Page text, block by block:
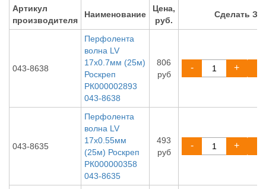
Артикул
производителя
Наименование
Цена,
руб.
Сделать
043-8638
Перфолента
волна LV
17х0.7мм (25м)
Роскреп
РК000002893
043-8638
806
руб
- +
043-8635
Перфолента
волна LV
17х0.55мм
(25м) Роскреп
РК000000358
043-8635
493
руб
- +